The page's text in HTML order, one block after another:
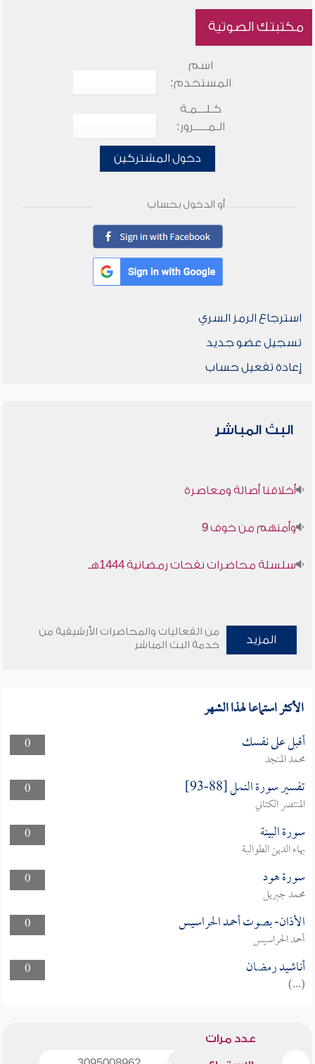
مكتبتك الصوتية
اسم
المستخدم:
كـلـــمـة
الـمـــــرور:
دخول المشتركين
أو الدخول بحساب
استرجاع الرمز السري
تسجيل عضو جديد
إعادة تفعيل حساب
البث المباشر
أخلاقنا أصالة ومعاصرة
وأمنهم من خوف 9
سلسلة محاضرات نفحات رمضانية 1444هـ
المزيد
من الفعاليات والمحاضرات الأرشيفية من
خدمة البث المباشر
الأكثر استماعا لهذا الشهر
0 أقبل على نفسك
محمد المنجد
0
تفسير سورة النمل [88-93]
المنتصر الكتاني
0
سورة البينة
بهاء الدين الطوالبة
0
سورة هود
محمد جبريل
0
الأذان- بصوت أحمد الحراسيس
أحمد الحراسيس
0
أناشيد رمضان
(...)
عدد مرات